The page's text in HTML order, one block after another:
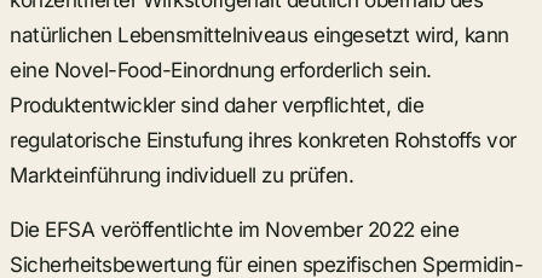
natürlichen Lebensmittelniveaus eingesetzt wird, kann
eine Novel-Food-Einordnung erforderlich sein.
Produktentwickler sind daher verpflichtet, die
regulatorische Einstufung ihres konkreten Rohstoffs vor
Markteinführung individuell zu prüfen.
Die EFSA veröffentlichte im November 2022 eine
Sicherheitsbewertung für einen spezifischen Spermidin-